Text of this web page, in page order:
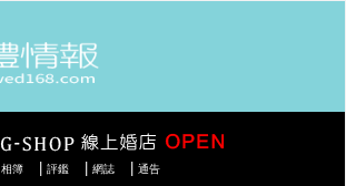
相簿 評鑑 網誌 通告